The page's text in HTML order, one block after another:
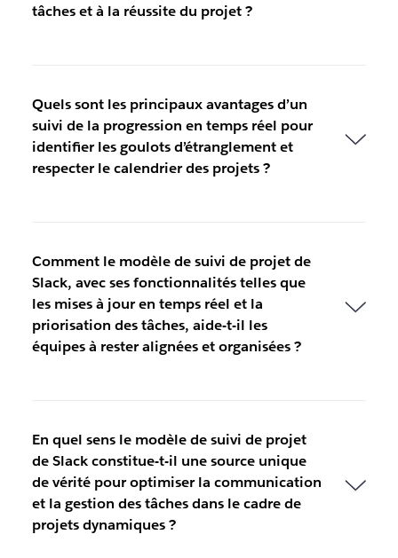
tâches et à la réussite du projet ?
Quels sont les principaux avantages d’un
suivi de la progression en temps réel pour
identifier les goulots d’étranglement et
respecter le calendrier des projets ?
Comment le modèle de suivi de projet de
Slack, avec ses fonctionnalités telles que
les mises à jour en temps réel et la
priorisation des tâches, aide-t-il les
équipes à rester alignées et organisées ?
En quel sens le modèle de suivi de projet
de Slack constitue-t-il une source unique
de vérité pour optimiser la communication
et la gestion des tâches dans le cadre de
projets dynamiques ?